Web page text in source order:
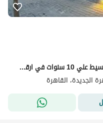
اخر فيلا تاون هاوس في تاج سيتى بالتقسيط علي 10 سنوات في ارقي مرحلة بالقرب من مرحلة تاج سلطان دقايق من كمبوند سعادة و ماونتن فيو 1 و سوان ليك و الرحاب
الجديدة، القاهرة